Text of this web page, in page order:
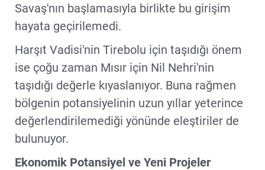
Savaş'nın başlamasıyla birlikte bu girişim
hayata geçirilemedi.
Harşıt Vadisi'nin Tirebolu için taşıdığı önem
ise çoğu zaman Mısır için Nil Nehri'nin
taşıdığı değerle kıyaslanıyor. Buna rağmen
bölgenin potansiyelinin uzun yıllar yeterince
değerlendirilemediği yönünde eleştiriler de
bulunuyor.
Ekonomik Potansiyel ve Yeni Projeler